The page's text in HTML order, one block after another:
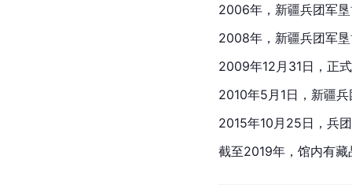
2006年，新疆兵团军
2008年，新疆兵团军
2009年12月31日，正
2010年5月1日，新疆
2015年10月25日，兵
截至2019年，馆内有